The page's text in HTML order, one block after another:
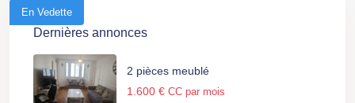
En Vedette
Dernières annonces
2 pièces meublé
1.600 € CC par mois